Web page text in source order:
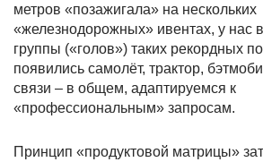
метров «позажигала» на нескольких
«железнодорожных» ивентах, у нас
группы («голов») таких рекордных
появились самолёт, трактор,
связи – в общем, адаптируемся к
«профессиональным» запросам.
Принцип «продуктовой матрицы»